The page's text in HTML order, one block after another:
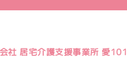
社 居宅介護支援事業所 愛101